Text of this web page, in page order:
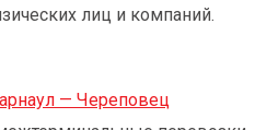
лиц и компаний.
— Череповец